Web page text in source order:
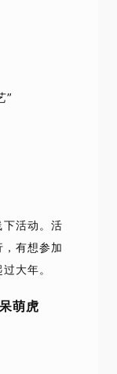
”
下活动。活
有想参加
大年。
萌虎